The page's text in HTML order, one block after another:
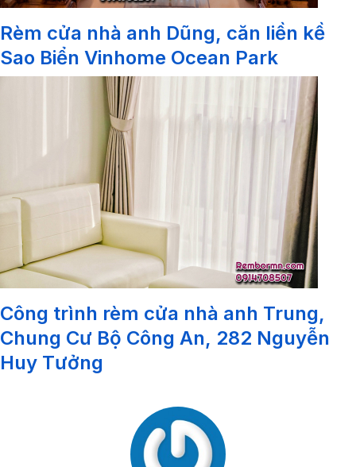
Rèm cửa nhà anh Dũng, căn liền kề
Sao Biển Vinhome Ocean Park
Công trình rèm cửa nhà anh Trung,
Chung Cư Bộ Công An, 282 Nguyễn
Huy Tưởng